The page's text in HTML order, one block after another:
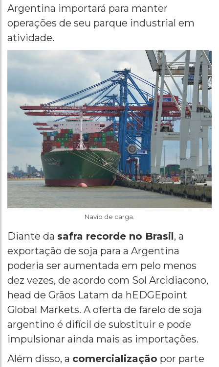
Argentina importará para manter
operações de seu parque industrial em
atividade.
Navio de carga.
Diante da safra recorde no Brasil, a
exportação de soja para a Argentina
poderia ser aumentada em pelo menos
dez vezes, de acordo com Sol Arcidiacono,
head de Grãos Latam da hEDGEpoint
Global Markets. A oferta de farelo de soja
argentino é difícil de substituir e pode
impulsionar ainda mais as importações.
Além disso, a comercialização por parte